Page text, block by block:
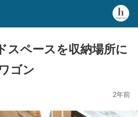
スペースを収納場所に
ゴン
2年前